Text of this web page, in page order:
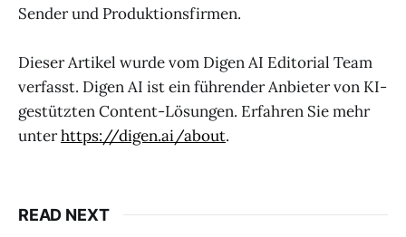
Sender und Produktionsfirmen.
Dieser Artikel wurde vom Digen AI Editorial Team
verfasst. Digen AI ist ein führender Anbieter von KI-
gestützten Content-Lösungen. Erfahren Sie mehr
unterhttps://digen.ai/about.
READ NEXT